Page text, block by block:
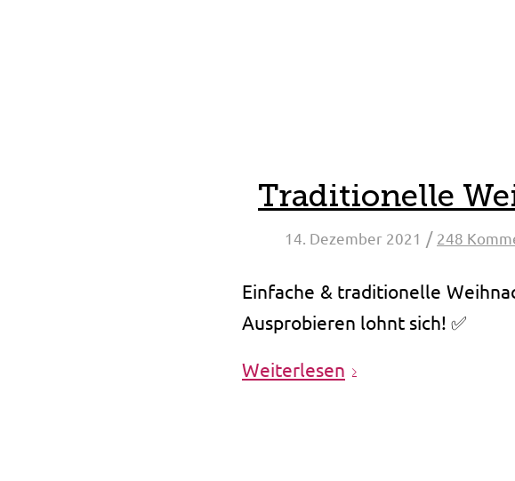
Traditionelle
14. Dezember 2021 / 248
Einfache & traditionelle
Ausprobieren lohnt sich! ✅
Weiterlesen